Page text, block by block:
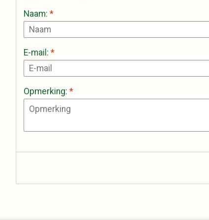
Naam: *
E-mail: *
Opmerking: *